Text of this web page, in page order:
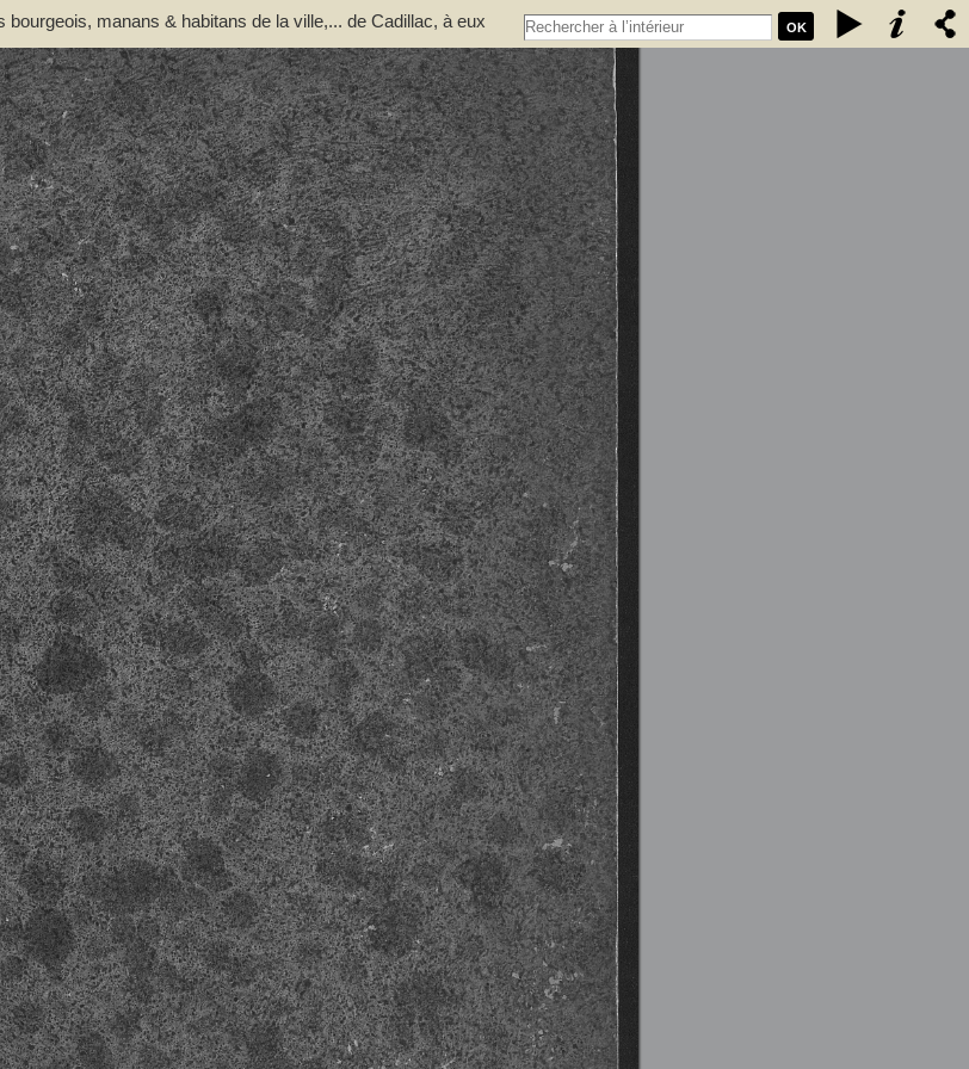
OK
manans & habitans de la ville,... de Cadillac, à eux
Grailli, Archambaut comte de Foix, Gaston de Foix ... années